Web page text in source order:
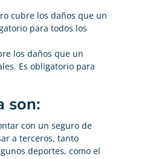
cubre los daños que un
para todos los
los daños que un
Es obligatorio para
son:
con un seguro de
a terceros, tanto
deportes, como el